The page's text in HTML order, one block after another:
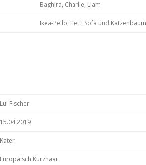
Baghira, Charlie, Liam
Ikea-Pello, Bett, Sofa und Katzenbaum
Lui Fischer
15.04.2019
Kater
Europäisch Kurzhaar